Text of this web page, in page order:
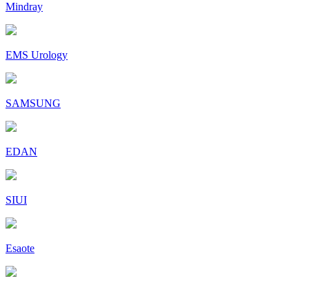
Mindray
EMS Urology
SAMSUNG
EDAN
SIUI
Esaote